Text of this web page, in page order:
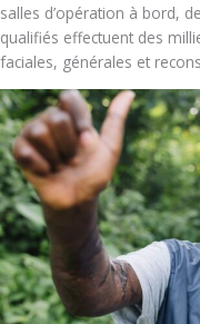
salles d’opération à bord,
qualifiés effectuent des
faciales, générales et